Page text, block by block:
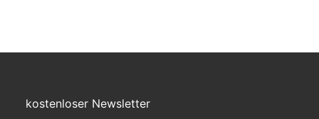
kostenloser Newsletter